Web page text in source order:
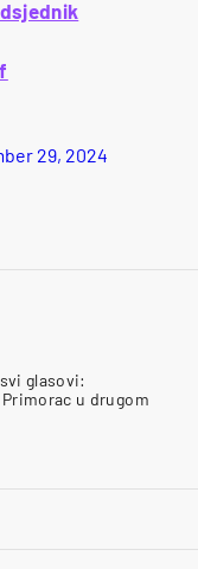
29, 2024
glasovi:
u drugom